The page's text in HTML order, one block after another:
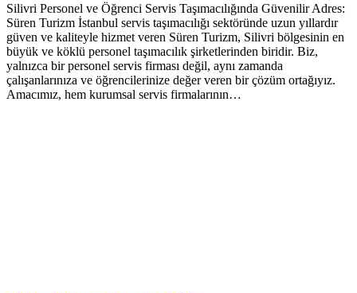
Silivri Personel ve Öğrenci Servis Taşımacılığında Güvenilir Adres:
Süren Turizm İstanbul servis taşımacılığı sektöründe uzun yıllardır
güven ve kaliteyle hizmet veren Süren Turizm, Silivri bölgesinin en
büyük ve köklü personel taşımacılık şirketlerinden biridir. Biz,
yalnızca bir personel servis firması değil, aynı zamanda
çalışanlarınıza ve öğrencilerinize değer veren bir çözüm ortağıyız.
Amacımız, hem kurumsal servis firmalarının…